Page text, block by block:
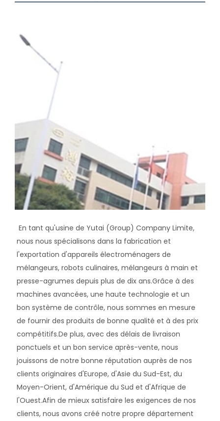
00:00
02:37
nous nous spécialisons dans la fabrication et
l'exportation d'appareils électroménagers de
mélangeurs, robots culinaires, mélangeurs à main et
presse-agrumes depuis plus de dix ans.Grâce à des
machines avancées, une haute technologie et un
bon système de contrôle, nous sommes en mesure
de fournir des produits de bonne qualité et à des prix
compétitifs.De plus, avec des délais de livraison
ponctuels et un bon service après-vente, nous
jouissons de notre bonne réputation auprès de nos
clients originaires d'Europe, d'Asie du Sud-Est, du
Moyen-Orient, d'Amérique du Sud et d'Afrique de
l'Ouest.Afin de mieux satisfaire les exigences de nos
clients, nous avons créé notre propre département